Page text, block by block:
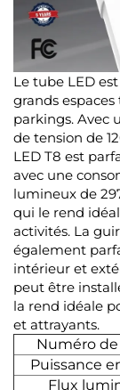
Le tube LED
grands
parkings. Avec
de tension de
LED T8 est
avec une
lumineux de
qui le rend
activités. La
également
intérieur et
peut être
la rend idéale
et attrayants.
Numéro
Puissance
Flux